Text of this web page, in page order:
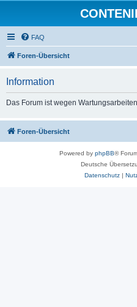
FAQ
Foren-Übersicht
Information
Das Forum ist wegen
Foren-Übersicht
Powered by phpBB®
Deutsche
Datenschutz|